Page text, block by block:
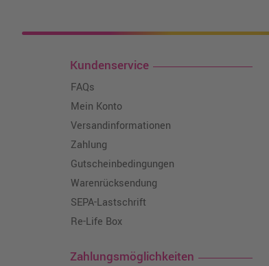
Kundenservice
FAQs
Mein Konto
Versandinformationen
Zahlung
Gutscheinbedingungen
Warenrücksendung
SEPA-Lastschrift
Re-Life Box
Zahlungsmöglichkeiten